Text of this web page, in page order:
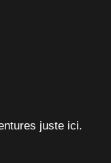
juste ici.